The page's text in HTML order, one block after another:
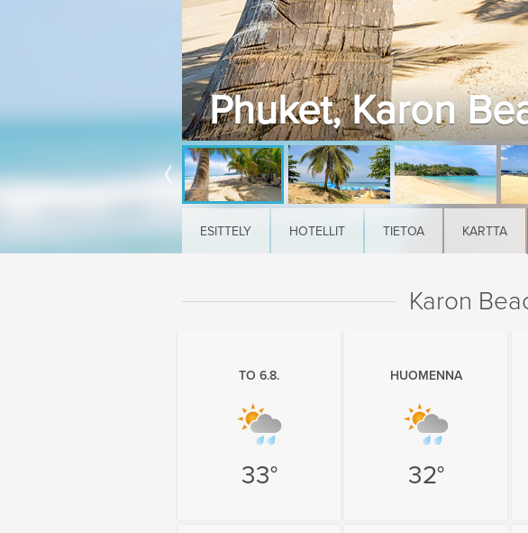
Phuket, Karon
ESITTELY HOTELLIT TIETOA KARTTA
Karon
TO 6.8.
33°
HUOMENNA
32°